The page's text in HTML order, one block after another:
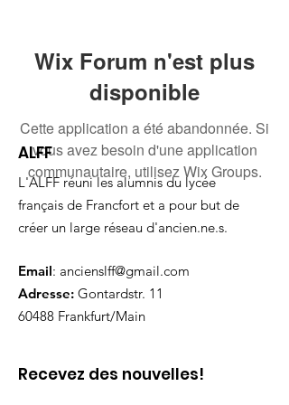
Wix Forum n'est plus
disponible
Cette application a été abandonnée. Si
vous avez besoin d'une application
communautaire, utilisez Wix Groups.
ALFF
L'ALFF réuni les alumnis du lycée
français de Francfort et a pour but de
créer un large réseau d'ancien.ne.s.
Email: ancienslff@gmail.com
Adresse: Gontardstr. 11
60488 Frankfurt/Main
Recevez des nouvelles!